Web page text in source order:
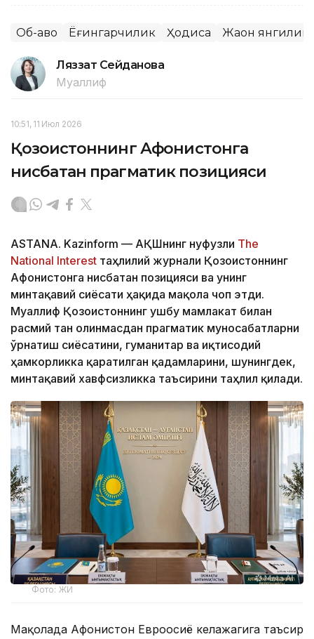
Об-ҳаво Ёғингарчилик Ҳодиса Жаҳон
Ляззат Сейданова
Муаллиф
10:51, 11 Июл 2026
Қозоғистоннинг Афғонистонга
нисбатан прагматик позицияси
ASTANA. Kazinform — АҚШнинг нуфузли The
National Interest таҳлилий журнали Қозоғистоннинг
Афғонистонга нисбатан позицияси ва унинг
минтақавий сиёсати ҳақида мақола чоп этди.
Муаллиф Қозоғистоннинг ушбу мамлакат билан
расмий тан олинмасдан прагматик муносабатларни
ўрнатиш сиёсатини, гуманитар ва иқтисодий
ҳамкорликка қаратилган қадамларини, шунингдек,
минтақавий хавфсизликка таъсирини таҳлил қилади.
Фото: ЖИ
Мақолада Афғонистон Евроосиё келажагига таъсир